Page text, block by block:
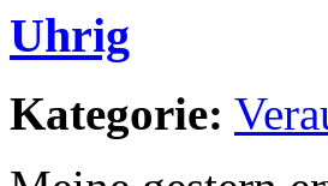
Uhrig
Kategorie: